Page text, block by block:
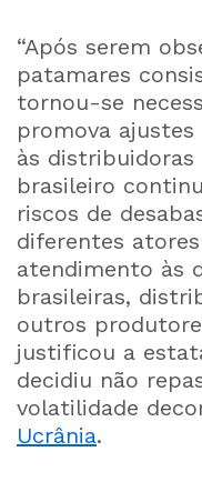
“Após serem
patamares
tornou-se
promova
às
brasileiro
riscos de
diferentes
atendimento às
brasileiras,
outros
justificou a
decidiu não
volatilidade
Ucrânia.